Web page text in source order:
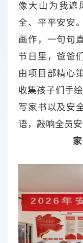
像大山为我遮
全、平平安安
画作，一句句
节日里，爸爸
由项目部精心
收集孩子们手
写家书以及安
语，敲响全员安